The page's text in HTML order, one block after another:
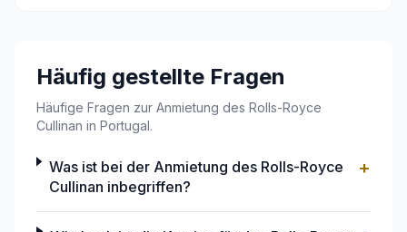
Häufig gestellte Fragen
Häufige Fragen zur Anmietung des Rolls-Royce
Cullinan in Portugal.
Was ist bei der Anmietung des Rolls-Royce
Cullinan inbegriffen?
+